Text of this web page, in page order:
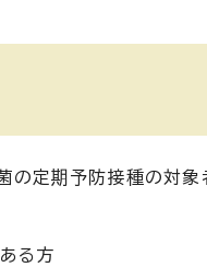
の定期予防接種の対象
る方